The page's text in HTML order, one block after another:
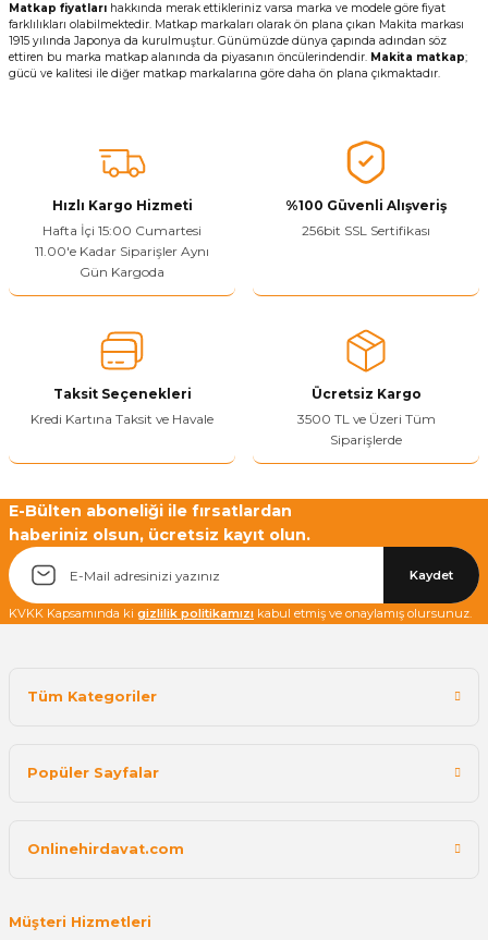
Matkap fiyatları hakkında merak ettikleriniz varsa marka ve modele göre fiyat
farklılıkları olabilmektedir. Matkap markaları olarak ön plana çıkan Makita markası
1915 yılında Japonya da kurulmuştur. Günümüzde dünya çapında adından söz
ettiren bu marka matkap alanında da piyasanın öncülerindendir. Makita matkap;
gücü ve kalitesi ile diğer matkap markalarına göre daha ön plana çıkmaktadır.
Hızlı Kargo Hizmeti
Hafta İçi 15:00 Cumartesi
11.00'e Kadar Siparişler Aynı
Gün Kargoda
%100 Güvenli Alışveriş
256bit SSL Sertifikası
Taksit Seçenekleri
Kredi Kartına Taksit ve Havale
Ücretsiz Kargo
3500 TL ve Üzeri Tüm
Siparişlerde
E-Bülten aboneliği ile fırsatlardan
haberiniz olsun, ücretsiz kayıt olun.
Kaydet
KVKK Kapsamında ki gizlilik politikamızı kabul etmiş ve onaylamış olursunuz.
Tüm Kategoriler
Popüler Sayfalar
Onlinehirdavat.com
Müşteri Hizmetleri